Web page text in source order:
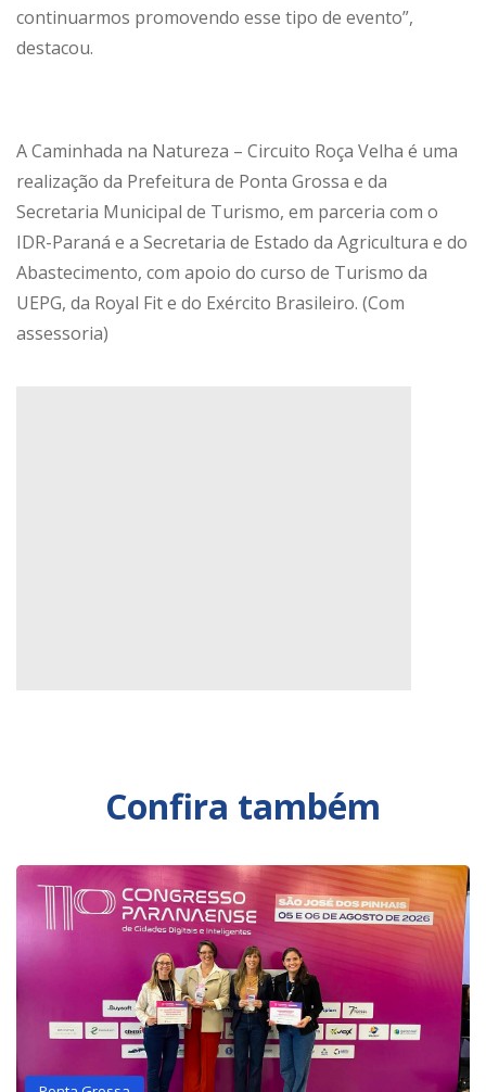
continuarmos promovendo esse tipo de evento”,
destacou.
A Caminhada na Natureza – Circuito Roça Velha é uma
realização da Prefeitura de Ponta Grossa e da
Secretaria Municipal de Turismo, em parceria com o
IDR-Paraná e a Secretaria de Estado da Agricultura e do
Abastecimento, com apoio do curso de Turismo da
UEPG, da Royal Fit e do Exército Brasileiro. (Com
assessoria)
Confira também